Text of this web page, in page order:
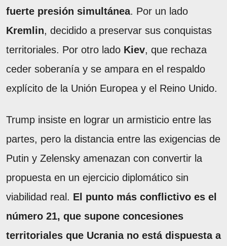
fuerte presión simultánea. Por un lado
Kremlin, decidido a preservar sus conquistas
territoriales. Por otro lado Kiev, que rechaza
ceder soberanía y se ampara en el respaldo
explícito de la Unión Europea y el Reino Unido.
Trump insiste en lograr un armisticio entre las
partes, pero la distancia entre las exigencias de
Putin y Zelensky amenazan con convertir la
propuesta en un ejercicio diplomático sin
viabilidad real. El punto más conflictivo es el
número 21, que supone concesiones
territoriales que Ucrania no está dispuesta a